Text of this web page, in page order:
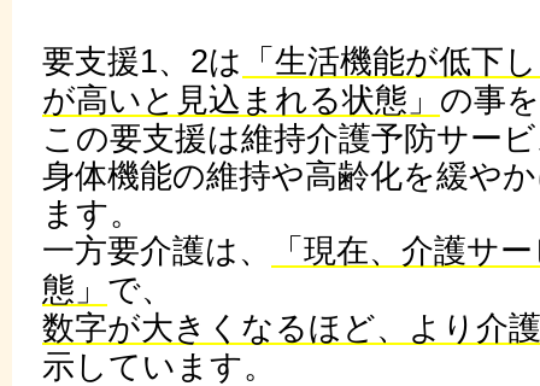
要支援1、2は 「生活機能が低下
が高いと見込まれる状態」 の事
この要支援は維持介護予防サー
身体機能の維持や高齢化を緩や
ます。
一方要介護は、
「現在、介護サ
態」 で、
数字が大きくなるほど、より介
示しています。